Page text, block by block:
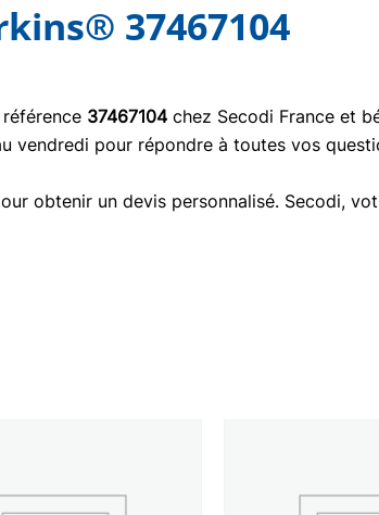
37467104
37467104 chez Secodi France et
vendredi pour répondre à toutes vos
obtenir un devis personnalisé. Secodi,